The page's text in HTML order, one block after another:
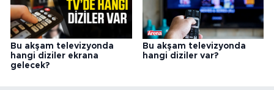
Bu akşam televizyonda
hangi diziler ekrana
gelecek?
Bu akşam televizyonda
hangi diziler var?